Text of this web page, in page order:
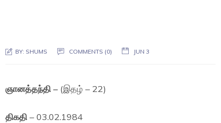
BY: SHUMS COMMENTS (0) JUN 3
ஞானத்தந்தி – (இதழ் – 22)
திகதி – 03.02.1984